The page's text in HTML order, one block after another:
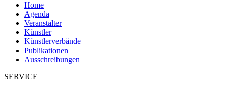
Home
Agenda
Veranstalter
Künstler
Künstlerverbände
Publikationen
Ausschreibungen
SERVICE